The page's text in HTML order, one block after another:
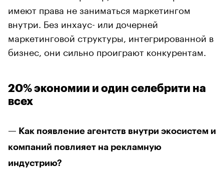
имеют права не заниматься маркетингом
внутри. Без инхаус- или дочерней
маркетинговой структуры, интегрированной в
бизнес, они сильно проиграют конкурентам.
20% экономии и один селебрити на
всех
— Как появление агентств внутри экосистем и
компаний повлияет на рекламную
индустрию?